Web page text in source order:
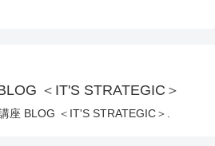
＜IT'S STRATEGIC＞
座 BLOG ＜IT'S STRATEGIC＞.